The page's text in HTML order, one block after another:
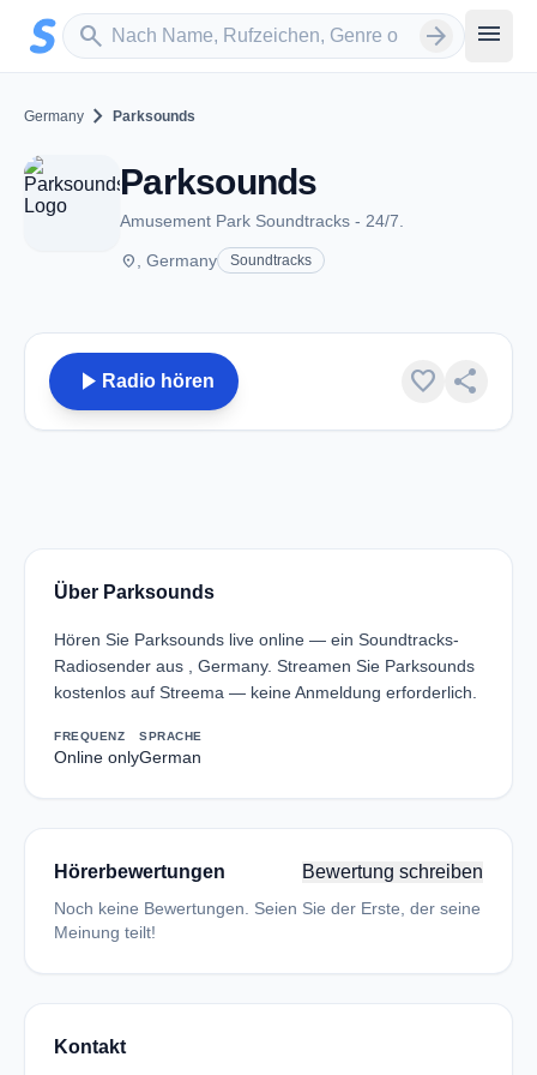
Zum Hauptinhalt springen
search
Sender suchen arrow_forward menu
Germany chevron_right Parksounds
Parksounds
Amusement Park Soundtracks - 24/7.
place , Germany Soundtracks
play_arrow Radio hören favorite share
Über Parksounds
Hören Sie Parksounds live online — ein Soundtracks-
Radiosender aus , Germany. Streamen Sie Parksounds
kostenlos auf Streema — keine Anmeldung erforderlich.
FREQUENZ
Online only
SPRACHE
German
Hörerbewertungen Bewertung schreiben
Noch keine Bewertungen. Seien Sie der Erste, der seine
Meinung teilt!
Kontakt